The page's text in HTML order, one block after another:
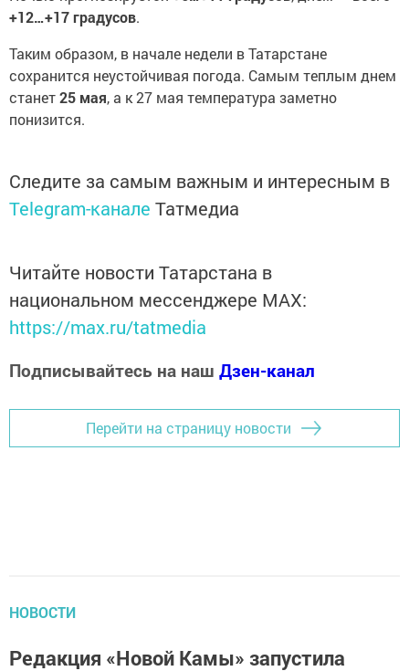
+12…+17 градусов.
Таким образом, в начале недели в Татарстане
сохранится неустойчивая погода. Самым теплым днем
станет25 мая, а к 27 мая температура заметно
понизится.
Следите за самым важным и интересным в
Telegram-канале Татмедиа
Читайте новости Татарстана в
национальном мессенджере MАХ:
https://max.ru/tatmedia
Подписывайтесь на наш Дзен-канал
Перейти на страницу новости
НОВОСТИ
Редакция «Новой Камы» запустила